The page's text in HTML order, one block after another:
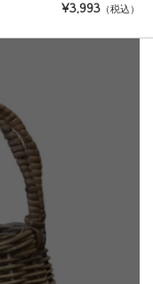
¥3,993 （税込）